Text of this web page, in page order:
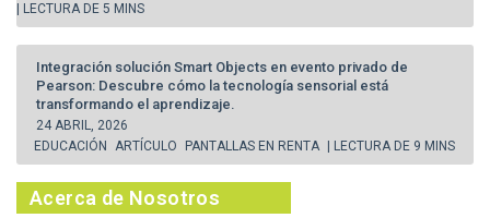
| LECTURA DE 5 MINS
Integración solución Smart Objects en evento privado de
Pearson: Descubre cómo la tecnología sensorial está
transformando el aprendizaje.
24 ABRIL, 2026
EDUCACIÓN
ARTÍCULO PANTALLAS EN RENTA | LECTURA DE 9 MINS
Acerca de Nosotros